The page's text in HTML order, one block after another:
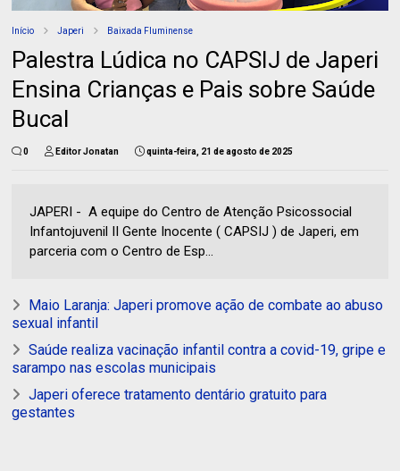
Início Japeri Baixada Fluminense
Palestra Lúdica no CAPSIJ de Japeri
Ensina Crianças e Pais sobre Saúde
Bucal
0 Editor Jonatan quinta-feira, 21 de agosto de 2025
JAPERI - A equipe do Centro de Atenção Psicossocial
Infantojuvenil II Gente Inocente ( CAPSIJ ) de Japeri, em
parceria com o Centro de Esp...
Maio Laranja: Japeri promove ação de combate ao abuso
sexual infantil
Saúde realiza vacinação infantil contra a covid-19, gripe e
sarampo nas escolas municipais
Japeri oferece tratamento dentário gratuito para
gestantes